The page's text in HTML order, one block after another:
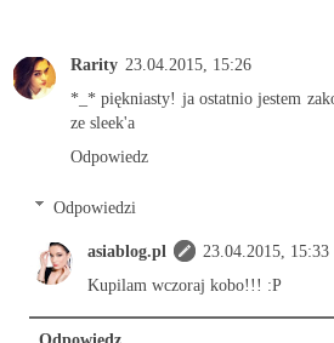
Rarity 23.04.2015, 15:26
*_* piękniasty! ja ostatnio jestem
ze sleek'a
Odpowiedz
Odpowiedzi
asiablog.pl
23.04.2015, 15:33
Kupilam wczoraj kobo!!! :P
Odpowiedz